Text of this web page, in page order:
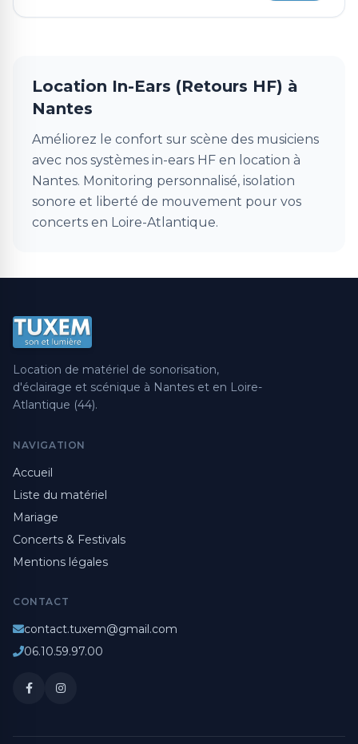
Location In-Ears (Retours HF) à
Nantes
Améliorez le confort sur scène des musiciens
avec nos systèmes in-ears HF en location à
Nantes. Monitoring personnalisé, isolation
sonore et liberté de mouvement pour vos
concerts en Loire-Atlantique.
Location de matériel de sonorisation,
d'éclairage et scénique à Nantes et en Loire-
Atlantique (44).
NAVIGATION
Accueil
Liste du matériel
Mariage
Concerts & Festivals
Mentions légales
CONTACT
contact.tuxem@gmail.com
06.10.59.97.00